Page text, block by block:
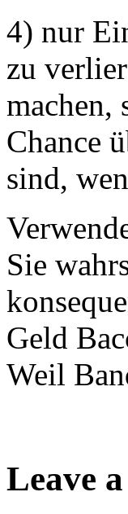
4) nur
zu
machen,
Chance
sind,
Sie
Geld
Weil
Leave